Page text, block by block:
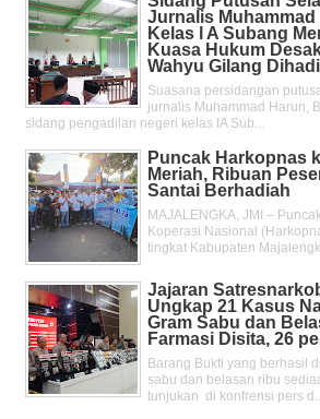
Jurnalis Muhammad
Kelas l A Subang
Kuasa Hukum
Wahyu Gilang
Suasana persidangan
jurnalis Muhammad Harun,
sidang pengadilan negeri kelas IA Sub...
Puncak Harkopnas
Meriah, Ribuan
Santai Berhadiah
MAJALENGKA, JMI –
Koperasi Nasional
tingkat Kabupaten
Jajaran
Ungkap 21 Kasus
Gram Sabu dan
Farmasi Disita, 26
Barang Bukti yang berhasil
sabu dan belasan ribu
tunjukan di konfrensi pers d...